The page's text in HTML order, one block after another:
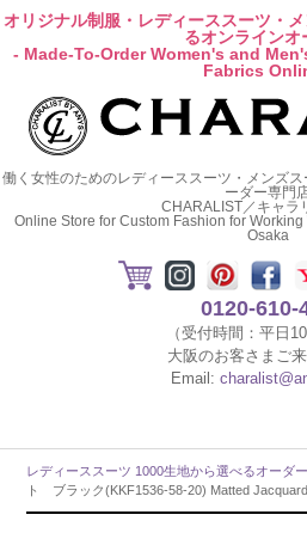
オリジナル制服・レディーススーツ・
るオンラインオ
- Made-To-Order Women's and
Fabrics
働く女性のためのレディーススーツ・メンズ
ーダー専門
CHARALIST／キャラ
Online Store for Custom Fashion for
Osaka
0120-610-
（受付時間：平日10
大阪のお客さまご
Email:
レディーススーツ 1000生地から選べるオーダ
ト ブラック(KKF1536-58-20) Matted